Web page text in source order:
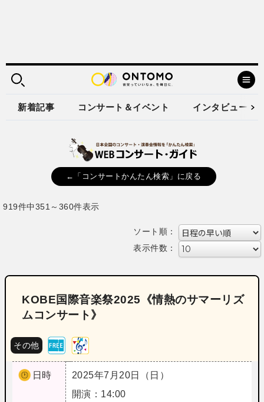
新着記事 コンサート＆イベント インタビュー
←「コンサートかんたん検索」に戻る
919件中351～360件表示
ソート順：
表示件数：
KOBE国際音楽祭2025《情熱のサマーリズ
ムコンサート》
その他
日時
2025年7月20日（日）
開演：14:00